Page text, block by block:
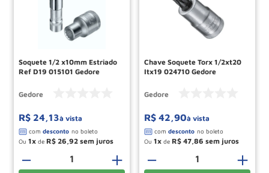
Soquete 1/2 x10mm Estriado
Ref D19 015101 Gedore
Gedore
R$ 24,13à vista
Ou 1 de R$ 26 92
＋
－
Chave Soquete Torx 1/2xt20
Itx19 024710 Gedore
Gedore
R$ 42,90à vista
Ou 1 de R$ 47 86
＋
－